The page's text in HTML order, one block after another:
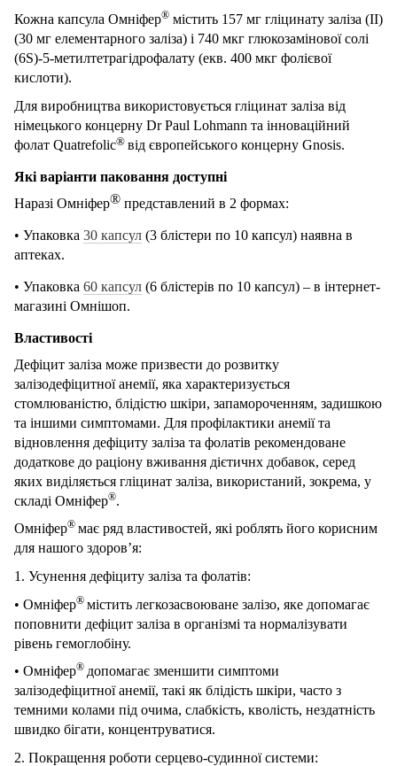
Кожна капсула Омніфер® містить 157 мг гліцинату заліза (II)
(30 мг елементарного заліза) і 740 мкг глюкозамінової солі
(6S)-5-метилтетрагідрофалату (екв. 400 мкг фолієвої
кислоти).
Для виробництва використовується гліцинат заліза від
німецького концерну Dr Paul Lohmann та інноваційний
фолат Quatrefolic® від європейського концерну Gnosis.
Які варіанти паковання доступні
Наразі Омніфер® представлений в 2 формах:
• Упаковка 30 капсул (3 блістери по 10 капсул) наявна в
аптеках.
• Упаковка 60 капсул (6 блістерів по 10 капсул) – в інтернет-
магазині Омнішоп.
Властивості
Дефіцит заліза може призвести до розвитку
залізодефіцитної анемії, яка характеризується
стомлюваністю, блідістю шкіри, запамороченням, задишкою
та іншими симптомами. Для профілактики анемії та
відновлення дефіциту заліза та фолатів рекомендоване
додаткове до раціону вживання дієтичнх добавок, серед
яких виділяється гліцинат заліза, використаний, зокрема, у
складі Омніфер®.
Омніфер® має ряд властивостей, які роблять його корисним
для нашого здоров’я:
1. Усунення дефіциту заліза та фолатів:
• Омніфер® містить легкозасвоюване залізо, яке допомагає
поповнити дефіцит заліза в організмі та нормалізувати
рівень гемоглобіну.
• Омніфер® допомагає зменшити симптоми
залізодефіцитної анемії, такі як блідість шкіри, часто з
темними колами під очима, слабкість, кволість, нездатність
швидко бігати, концентруватися.
2. Покращення роботи серцево-судинної системи: